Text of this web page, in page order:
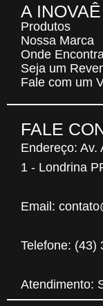
A INOVAÊ
Produtos
Nossa Marca
Onde
Seja um
Fale com um
FALE
Endereço: Av.
1 - Londrina
Email:
Telefone: (43)
Atendimento: